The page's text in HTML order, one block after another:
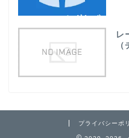
レ
（
プライバシーポ